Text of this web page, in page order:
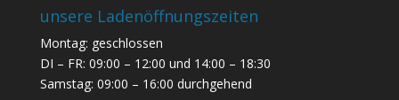
unsere Ladenöffnungszeiten
Montag: geschlossen
DI – FR: 09:00 – 12:00 und 14:00 – 18:30
Samstag: 09:00 – 16:00 durchgehend